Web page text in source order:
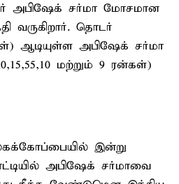
அபிஷேக் சர்மா மோசமான
வருகிறார். தொடர்
ஆடியுள்ள அபிஷேக் சர்மா
மற்றும் 9 ரன்கள்)
இன்று
அபிஷேக் சர்மாவை